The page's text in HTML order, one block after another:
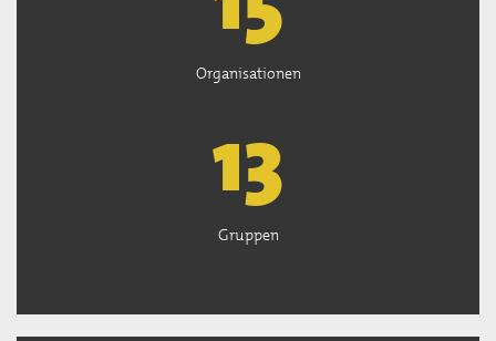
Organisationen
13
Gruppen